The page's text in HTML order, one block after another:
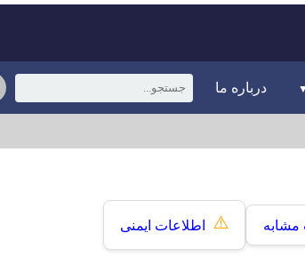
درباره ما
⚠️ اطلاعات ایمنی